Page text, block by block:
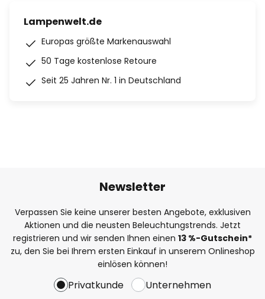
Lampenwelt.de
Europas größte Markenauswahl
50 Tage kostenlose Retoure
Seit 25 Jahren Nr. 1 in Deutschland
Newsletter
Verpassen Sie keine unserer besten Angebote, exklusiven
Aktionen und die neusten Beleuchtungstrends. Jetzt
registrieren und wir senden Ihnen einen 13 %-Gutschein*
zu, den Sie bei Ihrem ersten Einkauf in unserem Onlineshop
einlösen können!
Privatkunde Unternehmen